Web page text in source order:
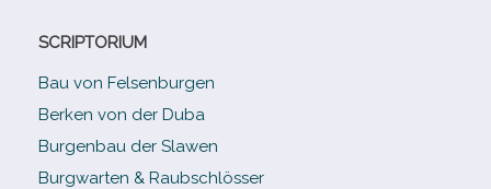
SCRIPTORIUM
Bau von Felsenburgen
Berken von der Duba
Burgenbau der Slawen
Burgwarten & Raubschlösser